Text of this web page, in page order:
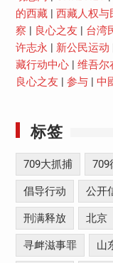
的西藏| 西藏人权与
察
良心之友 台湾
许志永
新公民运动
藏行动中心| 维吾尔
良心之友
参与| 中
标签
709大抓捕 709
倡导行动 公开
刑满释放 北京
寻衅滋事罪 山